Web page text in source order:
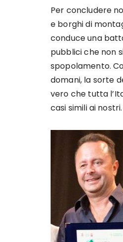
Per concludere
e borghi di
conduce una
pubblici che non
spopolamento.
domani, la sorte
vero che tutta
casi simili ai nostri.